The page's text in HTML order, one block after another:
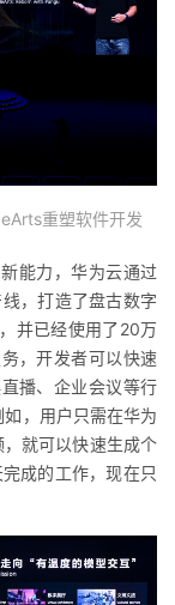
重塑软件开发
能力，华为云通过
，打造了盘古数字
并已经使用了20万
，开发者可以快速
播、企业会议等行
如，用户只需在华为
就可以快速生成个
成的工作，现在只